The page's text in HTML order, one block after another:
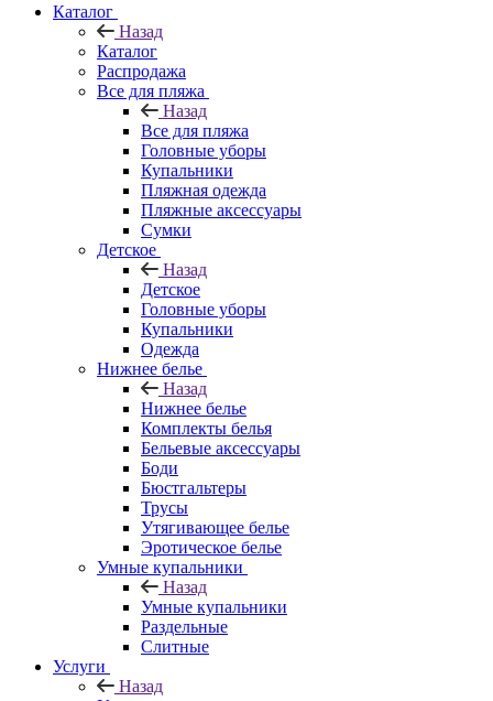
Каталог
Назад
Каталог
Распродажа
Все для пляжа
Назад
Все для пляжа
Головные уборы
Купальники
Пляжная одежда
Пляжные аксессуары
Сумки
Детское
Назад
Детское
Головные уборы
Купальники
Одежда
Нижнее белье
Назад
Нижнее белье
Комплекты белья
Бельевые аксессуары
Боди
Бюстгальтеры
Трусы
Утягивающее белье
Эротическое белье
Умные купальники
Назад
Умные купальники
Раздельные
Слитные
Услуги
Назад